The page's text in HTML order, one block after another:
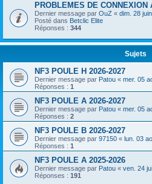
PROBLEMES DE CONNEXION
Dernier message par OuZ « dim. 28
Posté dans Betclic Elite
Réponses : 344
Sujets
NF3 POULE H 2026-2027
Dernier message par Patou « mer. 05
Réponses : 1
NF3 POULE A 2026-2027
Dernier message par Patou « mer. 05
Réponses : 2
NF3 POULE B 2026-2027
Dernier message par 97150 « lun. 03
Réponses : 1
NF3 POULE A 2025-2026
Dernier message par Patou « ven. 24
Réponses : 191